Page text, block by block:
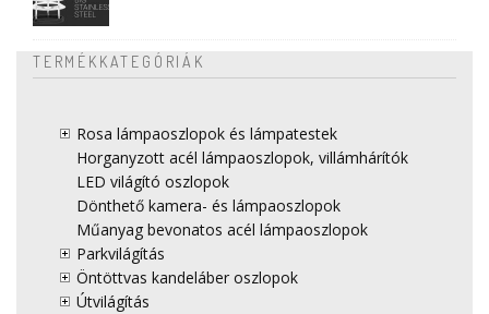
TERMÉKKATEGÓRIÁK
Rosa lámpaoszlopok és lámpatestek
Horganyzott acél lámpaoszlopok, villámhárítók
LED világító oszlopok
Dönthető kamera- és lámpaoszlopok
Műanyag bevonatos acél lámpaoszlopok
Parkvilágítás
Öntöttvas kandeláber oszlopok
Útvilágítás